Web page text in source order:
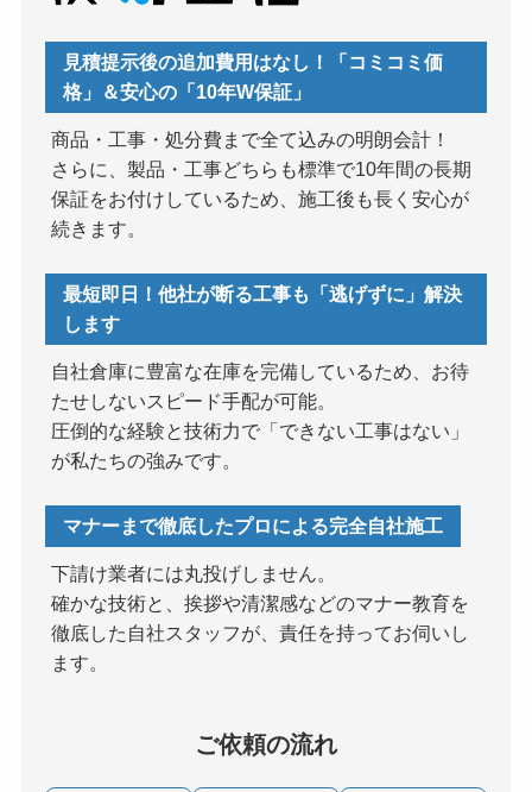
見積提示後の追加費用はなし！「コミコミ価
格」＆安心の「10年W保証」
商品・工事・処分費まで全て込みの明朗会計！
さらに、製品・工事どちらも標準で10年間の長期
保証をお付けしているため、施工後も長く安心が
続きます。
最短即日！他社が断る工事も「逃げずに」解決
します
自社倉庫に豊富な在庫を完備しているため、お待
たせしないスピード手配が可能。
圧倒的な経験と技術力で「できない工事はない」
が私たちの強みです。
マナーまで徹底したプロによる完全自社施工
下請け業者には丸投げしません。
確かな技術と、挨拶や清潔感などのマナー教育を
徹底した自社スタッフが、責任を持ってお伺いし
ます。
ご依頼の流れ